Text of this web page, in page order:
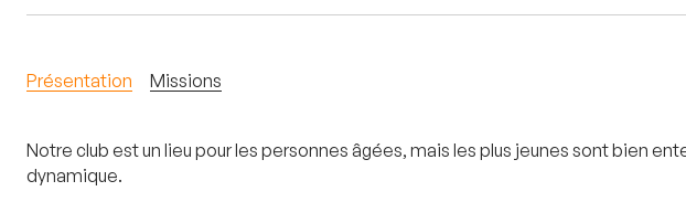
Présentation Missions
Notre club est un lieu pour les personnes âgées, mais les plus jeunes sont bien
dynamique.